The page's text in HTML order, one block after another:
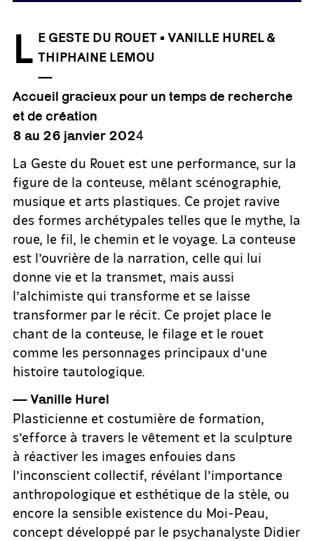
L E GESTE DU ROUET • VANILLE HUREL &
THIPHAINE LEMOU
—
Accueil gracieux pour un temps de recherche
et de création
8 au 26 janvier 2024
La Geste du Rouet est une performance, sur la
figure de la conteuse, mêlant scénographie,
musique et arts plastiques. Ce projet ravive
des formes archétypales telles que le mythe, la
roue, le fil, le chemin et le voyage. La conteuse
est l’ouvrière de la narration, celle qui lui
donne vie et la transmet, mais aussi
l’alchimiste qui transforme et se laisse
transformer par le récit. Ce projet place le
chant de la conteuse, le filage et le rouet
comme les personnages principaux d’une
histoire tautologique.
— Vanille Hurel
Plasticienne et costumière de formation,
s’efforce à travers le vêtement et la sculpture
à réactiver les images enfouies dans
l’inconscient collectif, révélant l’importance
anthropologique et esthétique de la stèle, ou
encore la sensible existence du Moi-Peau,
concept développé par le psychanalyste Didier